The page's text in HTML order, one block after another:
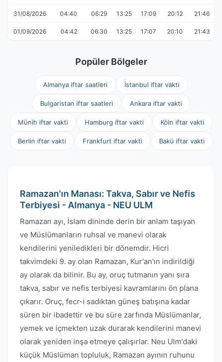
31/08/2026 04:40 06:29 13:25 17:09 20:12 21:46
01/09/2026 04:42 06:30 13:25 17:07 20:10 21:43
Popüler Bölgeler
Almanya iftar saatleri İstanbul iftar vakti
Bulgaristan iftar saatleri Ankara iftar vakti
Münih iftar vakti Hamburg iftar vakti Köln iftar vakti
Berlin iftar vakti Frankfurt iftar vakti Bakü iftar vakti
Ramazan'ın Manası: Takva, Sabır ve Nefis
Terbiyesi - Almanya - NEU ULM
Ramazan ayı, İslam dininde derin bir anlam taşıyan
ve Müslümanların ruhsal ve manevi olarak
kendilerini yeniledikleri bir dönemdir. Hicri
takvimdeki 9. ay olan Ramazan, Kur'an'ın indirildiği
ay olarak da bilinir. Bu ay, oruç tutmanın yanı sıra
takva, sabır ve nefis terbiyesi kavramlarını ön plana
çıkarır. Oruç, fecr-i sadıktan güneş batışına kadar
süren bir ibadettir ve bu süre zarfında Müslümanlar,
yemek ve içmekten uzak durarak kendilerini manevi
olarak yeniden inşa etmeye çalışırlar. Neu Ulm'daki
küçük Müslüman topluluk, Ramazan ayının ruhunu